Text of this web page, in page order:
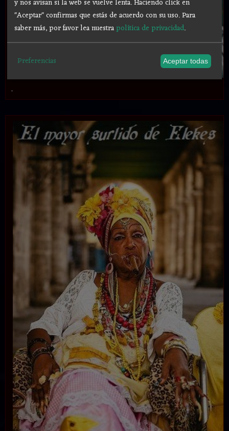
.
y nos avisan si la web se vuelve lenta. Haciendo click en
"Aceptar" confirmas que estás de acuerdo con su uso.Para
saber más, por favor lea nuestrapolítica de privacidad.
Preferencias Aceptar todas